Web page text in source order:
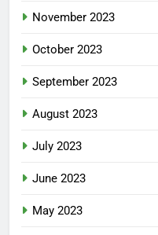
November 2023
October 2023
September 2023
August 2023
July 2023
June 2023
May 2023